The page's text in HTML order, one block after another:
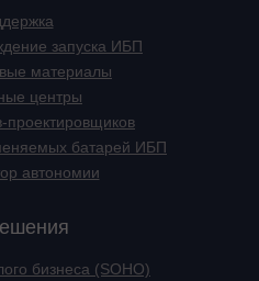
запуска ИБП
материалы
центры
проектировщиков
батарей ИБП
автономии
бизнеса (SOHO)